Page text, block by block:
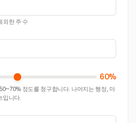
외한 주 수
60%
정도를 청구합니다. 나머지는 행정, 마
입니다.